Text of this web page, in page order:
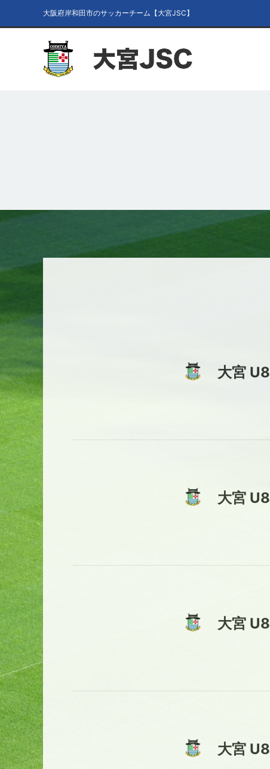
大阪府岸和田市のサッカーチーム【大宮JSC】
大宮 U8
大宮 U8
大宮 U8
大宮 U8